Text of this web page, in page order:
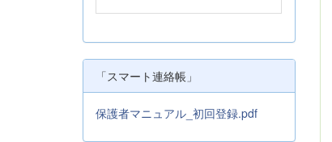
「スマート連絡帳」
保護者マニュアル_初回登録.pdf